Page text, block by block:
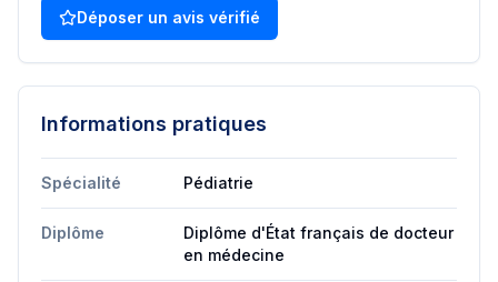
Déposer un avis vérifié
Informations pratiques
Spécialité Pédiatrie
Diplôme
Diplôme d'État français de docteur
en médecine